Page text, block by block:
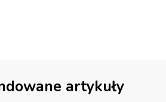
artykuły